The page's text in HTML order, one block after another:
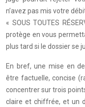
n’avez pas mis votre
« SOUS TOUTES
protège en vous
plus tard si le dossier se
En bref, une mise en
être factuelle, concise
concentrer sur trois
claire et chiffrée, et un